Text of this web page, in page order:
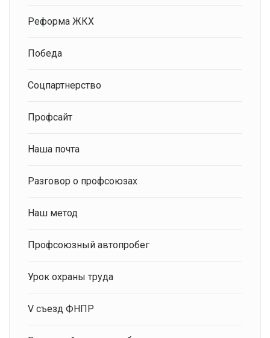
Реформа ЖКХ
Победа
Соцпартнерство
Профсайт
Наша почта
Разговор о профсоюзах
Наш метод
Профсоюзный автопробег
Урок охраны труда
V съезд ФНПР